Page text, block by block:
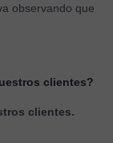
observando que
clientes?
clientes.